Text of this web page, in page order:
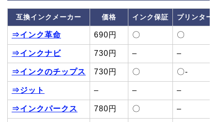
互換インクメーカー 価格 インク保証 プリンター
⇒インク革命 690円 〇 〇
⇒インクナビ 730円 – –
⇒インクのチップス 730円 〇 〇-
⇒ジット – – –
⇒インクパークス 780円 〇 –